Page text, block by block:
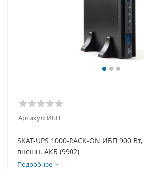
Артикул: ИБП
SKAT-UPS 1000-RACK-ON ИБП 900
внешн. АКБ (9902)
Подробнее